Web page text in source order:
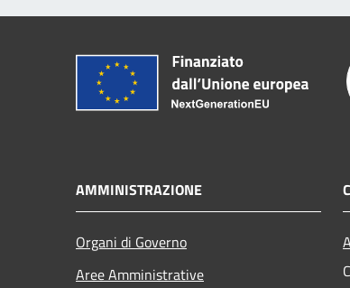
AMMINISTRAZIONE
Organi di Governo
Aree Amministrative